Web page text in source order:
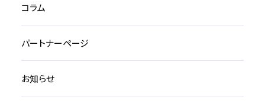
コラム
パートナーページ
お知らせ